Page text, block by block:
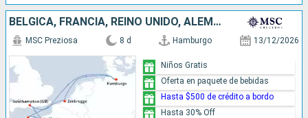
BÉLGICA, FRANCIA, REINO UNIDO, ALEMANIA
MSC Preziosa 8 d Hamburgo 13/12/2026
Niños Gratis
Oferta en paquete de bebidas
Hasta $500 de crédito a bordo
Hasta 30% Off